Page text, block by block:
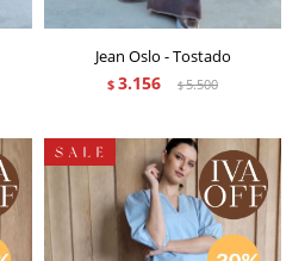
Jean Oslo - Tostado
$ 3.156 $5.500